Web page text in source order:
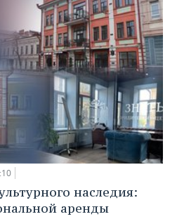
наследия:
аренды